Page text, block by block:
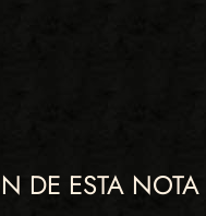
DE ESTA NOTA